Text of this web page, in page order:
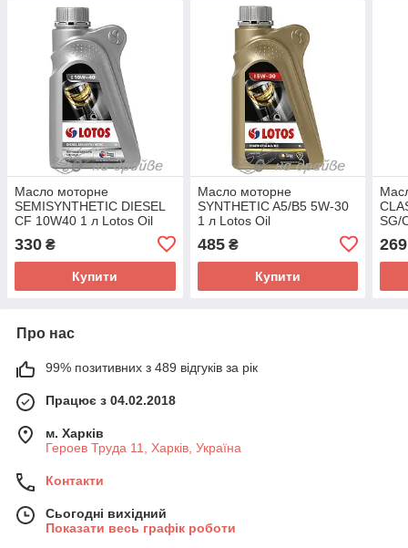
Масло моторне
SEMISYNTHETIC DIESEL
CF 10W40 1 л Lotos Oil
330 ₴
Купити
Масло моторне
SYNTHETIC A5/B5 5W-30
1 л Lotos Oil
485₴
Купити
SG/
269
Про нас
99% позитивних з 489 відгуків за рік
Працює з 04.02.2018
м. Харків
Героев Труда 11, Харків, Україна
Контакти
Сьогодні вихідний
Показати весь графік роботи